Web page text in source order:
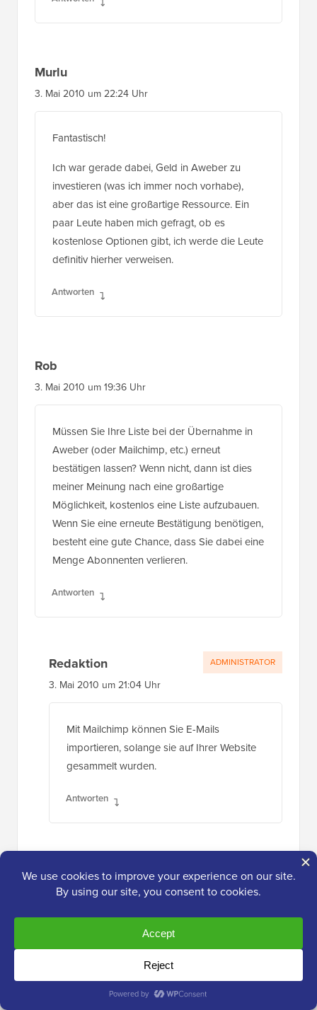
Murlu
3. Mai 2010 um 22:24 Uhr
Fantastisch!
Ich war gerade dabei, Geld in Aweber zu
investieren (was ich immer noch vorhabe),
aber das ist eine großartige Ressource. Ein
paar Leute haben mich gefragt, ob es
kostenlose Optionen gibt, ich werde die Leute
definitiv hierher verweisen.
Antworten
Rob
3. Mai 2010 um 19:36 Uhr
Müssen Sie Ihre Liste bei der Übernahme in
Aweber (oder Mailchimp, etc.) erneut
bestätigen lassen? Wenn nicht, dann ist dies
meiner Meinung nach eine großartige
Möglichkeit, kostenlos eine Liste aufzubauen.
Wenn Sie eine erneute Bestätigung benötigen,
besteht eine gute Chance, dass Sie dabei eine
Menge Abonnenten verlieren.
Antworten
Redaktion
3. Mai 2010 um 21:04 Uhr
Mit Mailchimp können Sie E-Mails
importieren, solange sie auf Ihrer Website
gesammelt wurden.
Antworten
ADMINISTRATOR
Rob
3. Mai 2010 um 09:59 Uhr
Danke für die Antwort. Das beruhigt
meine Bedenken – ich bin definitiv
begeistert von diesem Plugin. Obwohl
ich ein großer Fan von Aweber bin, ist